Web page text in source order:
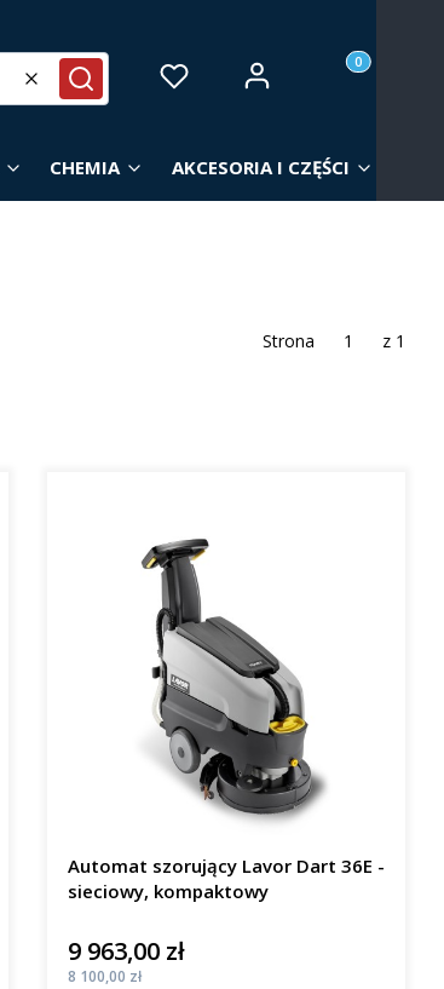
WyczyśćSzukaj
Ulubione Zaloguj się Produkty w
Koszyk
CHEMIA AKCESORIA I CZĘŚCI
Strona z 1
Automat szorujący Lavor Dart 36E -
sieciowy, kompaktowy
Cena
9 963,00 zł
Cena
8 100,00 zł